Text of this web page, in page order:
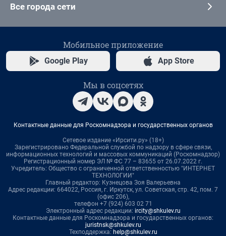
Все города сети
Мобильное приложение
Google Play App Store
Мы в соцсетях
Контактные данные для Роскомнадзора и государственных органов
Сетевое издание «Ирсити.ру» (18+)
Зарегистрировано Федеральной службой по надзору в сфере связи,
информационных технологий и массовых коммуникаций (Роскомнадзор)
Регистрационный номер ЭЛ № ФС 77 – 83655 от 26.07.2022 г.
Учредитель: Общество с ограниченной ответственностью "ИНТЕРНЕТ
ТЕХНОЛОГИИ"
Главный редактор: Кузнецова Зоя Валерьевна
Адрес редакции: 664022, Россия, г. Иркутск, ул. Советская, стр. 42, пом. 7
(офис 206),
телефон +7 (924) 603 02 71
Электронный адрес редакции: ircity@shkulev.ru
Контактные данные для Роскомнадзора и государственных органов:
juristnsk@shkulev.ru
Техподдержка: help@shkulev.ru